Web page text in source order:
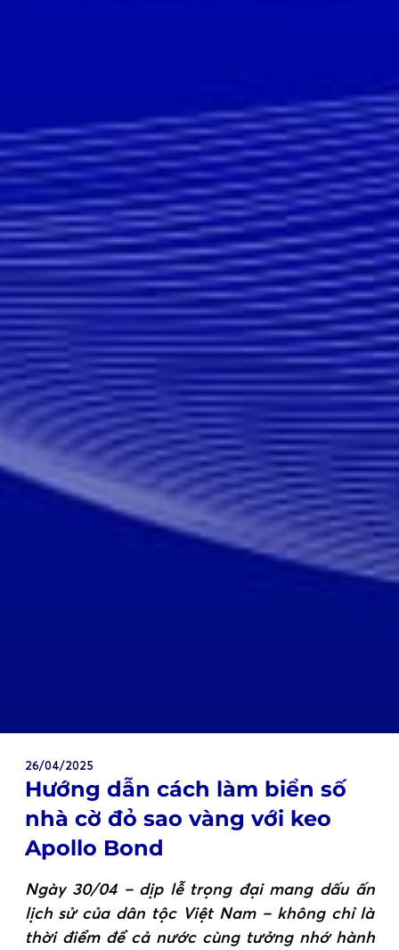
26/04/2025
Hướng dẫn cách làm biển số
nhà cờ đỏ sao vàng với keo
Apollo Bond
Ngày 30/04 – dịp lễ trọng đại mang dấu ấn
lịch sử của dân tộc Việt Nam – không chỉ là
thời điểm để cả nước cùng tưởng nhớ hành